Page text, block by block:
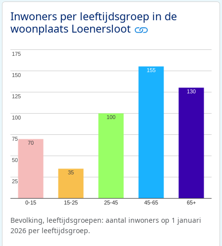
Inwoners per leeftijdsgroep in de
woonplaats Loenersloot
0-15 15-25 25-45 45-65 65+
25
25
50
50
75
75
100
100
125
125
150
150
175
175
70
35
100
155
130
Bevolking, leeftijdsgroepen: aantal inwoners op 1 januari
2026 per leeftijdsgroep.